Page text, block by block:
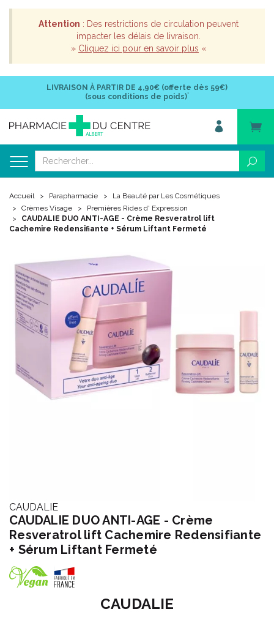
Attention : Des restrictions de circulation peuvent
impacter les délais de livraison.
» Cliquez ici pour en savoir plus «
LIVRAISON À PARTIR DE 4,90€ (offerte dès 59€)
(sous conditions de poids)*
Accueil Parapharmacie
La Beauté par Les Cosmétiques
Crèmes Visage
Premières Rides d' Expression
CAUDALIE DUO ANTI-AGE - Crème Resveratrol lift
Cachemire Redensifiante + Sérum Liftant Fermeté
CAUDALIE
CAUDALIE DUO ANTI-AGE - Crème
Resveratrol lift Cachemire Redensifiante
+ Sérum Liftant Fermeté
CAUDALIE